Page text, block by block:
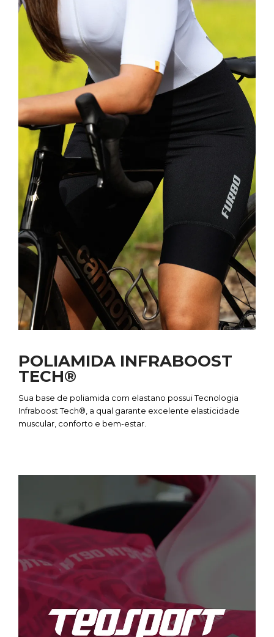
POLIAMIDA INFRABOOST
TECH®
Sua base de poliamida com elastano possui Tecnologia
Infraboost Tech®, a qual garante excelente elasticidade
muscular, conforto e bem-estar.